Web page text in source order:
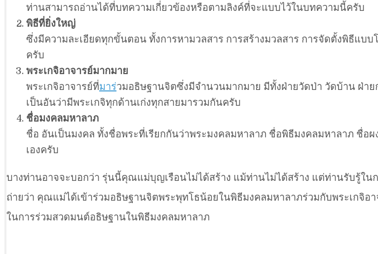
ท่านสามารถอ่านได้ที่บทความเกี่ยวข้องหรือตามลิงค์ที่จะแบบไว้ในบทความนี้ครับ
พิธีที่ยิ่งใหญ่
ซึ่งมีความละเอียดทุกขั้นตอน ทั้งการหามวลสาร การสร้างมวลสาร การจัดตั้งพิธี
ครับ
พระเกจิอาจารย์มากมาย
พระเกจิอาจารย์ที่มารวมอธิษฐานจิตซึ่งมีจำนวนมากมาย มีทั้งฝ่ายวัดป่า วัดบ้าน ฝ่า
เป็นอันว่ามีพระเกจิทุกด้านเก่งทุกสายมารวมกันครับ
ชื่อมงคลมหาลาภ
ชื่อ อันเป็นมงคล ทั้งชื่อพระที่เรียกกันว่าพระมงคลมหาลาภ ชื่อพิธีมงคลมหาลาภ ชื่
เองครับ
บางท่านอาจจะบอกว่า รุ่นนี้คุณแม่บุญเรือนไม่ได้สร้าง แม้ท่านไม่ได้สร้าง แต่ท่านรับรู้ใน
ถ่ายว่า คุณแม่ได้เข้าร่วมอธิษฐานจิตพระพุทโธน้อยในพิธีมงคลมหาลาภร่วมกับพระเกจิ
ในการร่วมสวดมนต์อธิษฐานในพิธีมงคลมหาลาภ